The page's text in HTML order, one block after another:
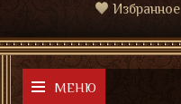
Избранное
МЕНЮ